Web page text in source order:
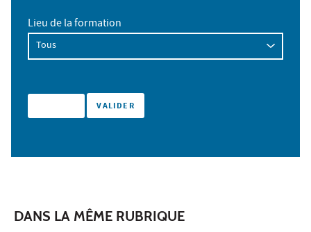
Lieu de la formation
DANS LA MÊME RUBRIQUE